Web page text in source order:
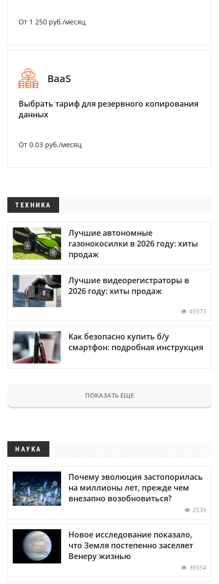
От 1 250 руб./месяц
BaaS
Выбрать тариф для резервного копирования
данных
От 0.03 руб./месяц
ТЕХНИКА
Лучшие автономные
газонокосилки в 2026 году: хиты
продаж
Лучшие видеорегистраторы в
2026 году: хиты продаж
49373
Как безопасно купить б/у
смартфон: подробная инструкция
ПОКАЗАТЬ ЕЩЕ
НАУКА
Почему эволюция застопорилась
на миллионы лет, прежде чем
внезапно возобновиться?
2539
Новое исследование показало,
что Земля постепенно заселяет
Венеру жизнью
36554